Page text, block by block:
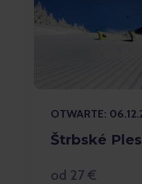
OTWARTE:
Štrbské
od 27 €